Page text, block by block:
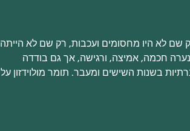
שם לא היו מחסומים ועכבות, רק שם לא הייתה
חכמה, אמיצה, ורגישה, אך גם בודדה
בשנות השישים ומעבר. תומר מולוידזון על